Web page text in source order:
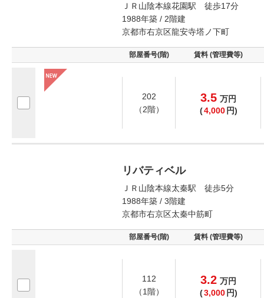
ＪＲ山陰本線花園駅 徒歩17分
1988年築 / 2階建
京都市右京区龍安寺塔ノ下町
部屋番号(階) 賃料 (管理費等)
202
（2階）
3.5 万円
(4,000 円)
リバティベル
ＪＲ山陰本線太秦駅 徒歩5分
1988年築 / 3階建
京都市右京区太秦中筋町
部屋番号(階) 賃料 (管理費等)
112
（1階）
3.2 万円
(3,000 円)